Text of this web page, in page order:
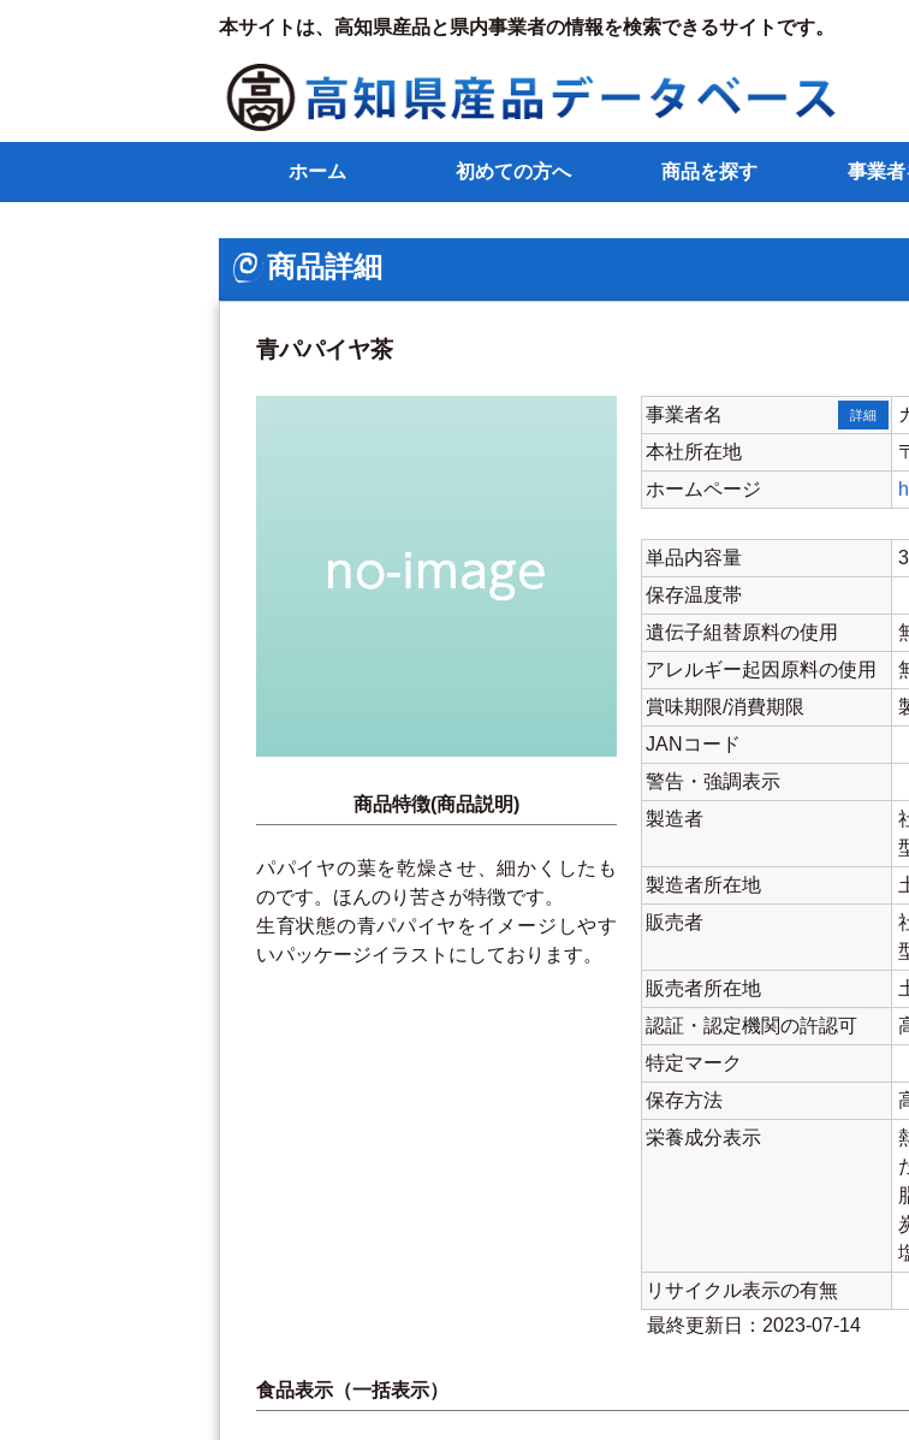
本サイトは、高知県産品と県内事業者の情報を検索できるサイトです。
ホーム 初めての方へ 商品を探す 事業
商品詳細
青パパイヤ茶
商品特徴(商品説明)
パパイヤの葉を乾燥させ、細かくしたも
のです。ほんのり苦さが特徴です。
生育状態の青パパイヤをイメージしやす
いパッケージイラストにしております。
事業者名 詳細
本社所在地
ホームページ
単品内容量
3
保存温度帯
遺伝子組替原料の使用
アレルギー起因原料の使用
賞味期限/消費期限
JANコード
警告・強調表示
製造者
製造者所在地
販売者
販売者所在地
認証・認定機関の許認可
特定マーク
保存方法
栄養成分表示
リサイクル表示の有無
最終更新日：2023-07-14
食品表示（一括表示）